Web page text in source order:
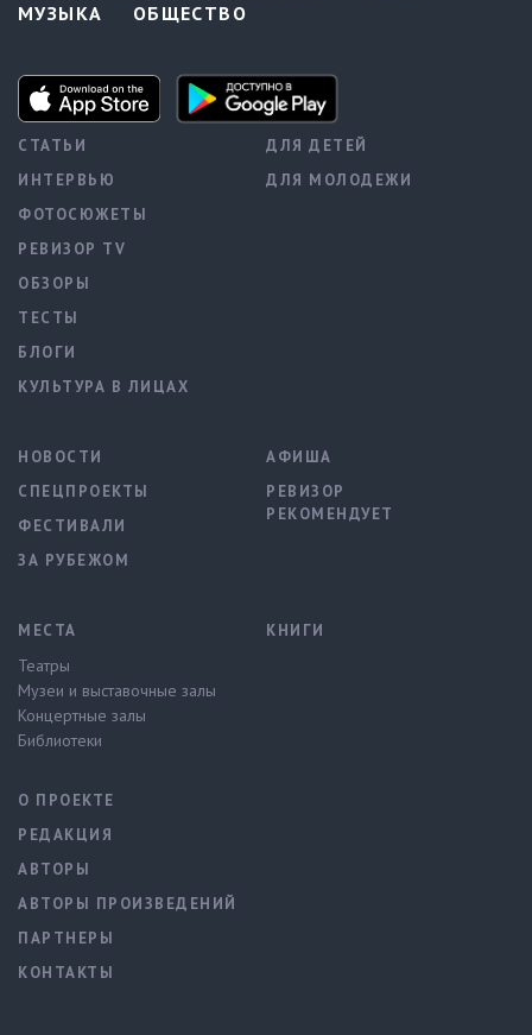
МУЗЫКА
ОБЩЕСТВО
СТАТЬИ
ИНТЕРВЬЮ
ФОТОСЮЖЕТЫ
РЕВИЗОР TV
ОБЗОРЫ
ТЕСТЫ
БЛОГИ
КУЛЬТУРА В ЛИЦАХ
ДЛЯ ДЕТЕЙ
ДЛЯ МОЛОДЕЖИ
НОВОСТИ
СПЕЦПРОЕКТЫ
ФЕСТИВАЛИ
ЗА РУБЕЖОМ
АФИША
РЕВИЗОР
РЕКОМЕНДУЕТ
МЕСТА
Театры
Музеи и выставочные залы
Концертные залы
Библиотеки
КНИГИ
О ПРОЕКТЕ
РЕДАКЦИЯ
АВТОРЫ
АВТОРЫ ПРОИЗВЕДЕНИЙ
ПАРТНЕРЫ
КОНТАКТЫ